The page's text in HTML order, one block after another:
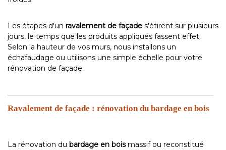
Les étapes d'un ravalement de façade s'étirent sur plusieurs
jours, le temps que les produits appliqués fassent effet.
Selon la hauteur de vos murs, nous installons un
échafaudage ou utilisons une simple échelle pour votre
rénovation de façade.
Ravalement de façade : rénovation du bardage en bois
La rénovation du bardage en boismassif ou reconstitué